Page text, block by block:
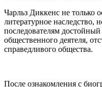
Чарльз Диккенс не только
литературное наследство,
последователям
общественного деятеля,
справедливого общества.
После ознакомления с